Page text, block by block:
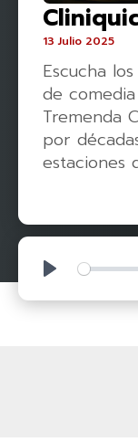
13 Julio 2025
Escucha
de
Tremenda
por
estaciones
Play